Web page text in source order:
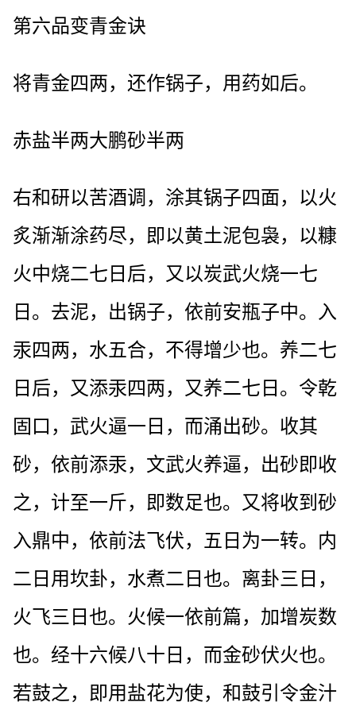
第六品变青金诀
将青金四两，还作锅子，用药如后。
赤盐半两大鹏砂半两
右和研以苦酒调，涂其锅子四面，以火
炙渐渐涂药尽，即以黄土泥包袅，以糠
火中烧二七日后，又以炭武火烧一七
日。去泥，出锅子，依前安瓶子中。入
汞四两，水五合，不得增少也。养二七
日后，又添汞四两，又养二七日。令乾
固口，武火逼一日，而涌出砂。收其
砂，依前添汞，文武火养逼，出砂即收
之，计至一斤，即数足也。又将收到砂
入鼎中，依前法飞伏，五日为一转。内
二日用坎卦，水煮二日也。离卦三日，
火飞三日也。火候一依前篇，加增炭数
也。经十六候八十日，而金砂伏火也。
若鼓之，即用盐花为使，和鼓引令金汁